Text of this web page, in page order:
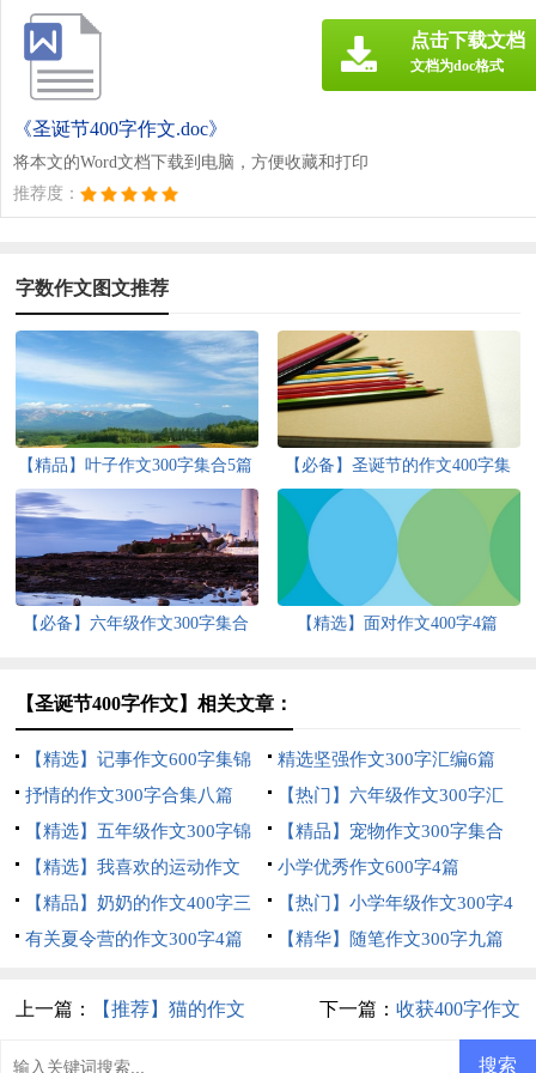
《圣诞节400字作文.doc》
将本文的Word文档下载到电脑，方便收藏和打印
推荐度：
点击下载文档
文档为doc格式
字数作文图文推荐
【精品】叶子作文300字集合5篇
【必备】圣诞节的作文400字集
合5篇
【必备】六年级作文300字集合
【精选】面对作文400字4篇
【圣诞节400字作文】相关文章：
【精选】记事作文600字集锦
五篇
精选坚强作文300字汇编6篇
抒情的作文300字合集八篇
【热门】六年级作文300字汇
编10篇
【精选】五年级作文300字锦
集5篇
【精品】宠物作文300字集合
五篇
【精选】我喜欢的运动作文
300字四篇
小学优秀作文600字4篇
【精品】奶奶的作文400字三
篇
【热门】小学年级作文300字4
篇
有关夏令营的作文300字4篇 【精华】随笔作文300字九篇
上一篇：
【推荐】猫的作文
下一篇： 收获400字作文